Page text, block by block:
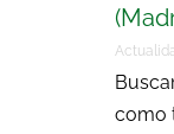
como